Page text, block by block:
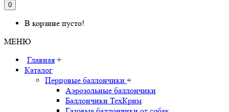
0
В корзине пусто!
МЕНЮ
Главная +
Каталог
Перцовые баллончики +
Аэрозольные баллончики
Баллончики ТехКрим